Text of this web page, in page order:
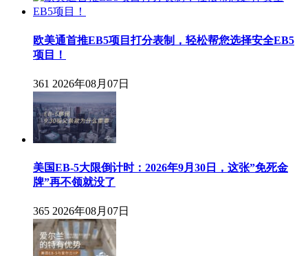
欧美通首推EB5项目打分表制，轻松帮您选择安全EB5
项目！
361 2026年08月07日
美国EB-5大限倒计时：2026年9月30日，这张”免死金
牌”再不领就没了
365 2026年08月07日